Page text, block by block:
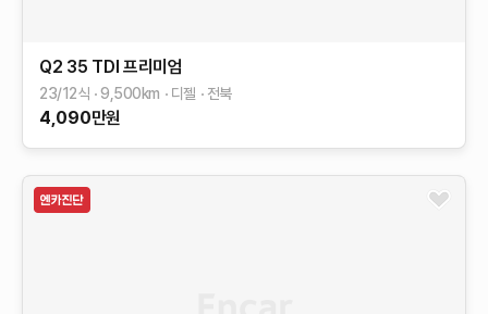
Q2 35 TDI 프리미엄
23/12식 9,500km 디젤 전북
4,090만원